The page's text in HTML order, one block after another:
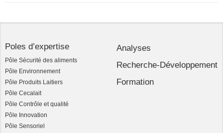
Poles d’expertise
Pôle Sécurité des aliments
Pôle Environnement
Pôle Produits Laitiers
Pôle Cecalait
Pôle Contrôle et qualité
Pôle Innovation
Pôle Sensoriel
Analyses
Recherche-Développement
Formation